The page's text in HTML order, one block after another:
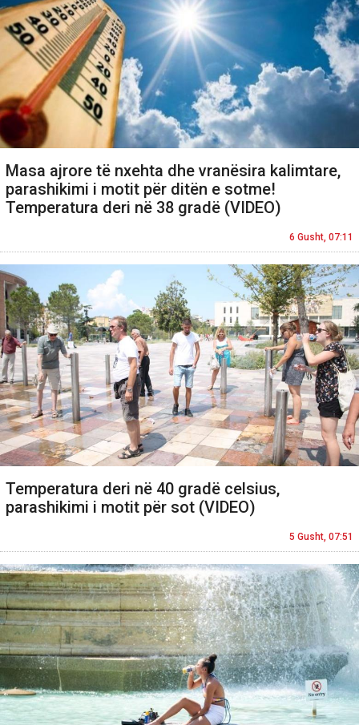
Masa ajrore të nxehta dhe vranësira kalimtare,
parashikimi i motit për ditën e sotme!
Temperatura deri në 38 gradë (VIDEO)
6 Gusht, 07:11
Temperatura deri në 40 gradë celsius,
parashikimi i motit për sot (VIDEO)
5 Gusht, 07:51